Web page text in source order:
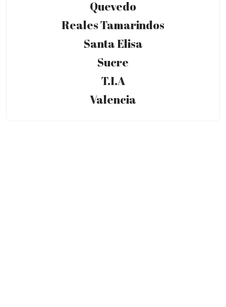
Quevedo
Reales Tamarindos
Santa Elisa
Sucre
T.I.A
Valencia